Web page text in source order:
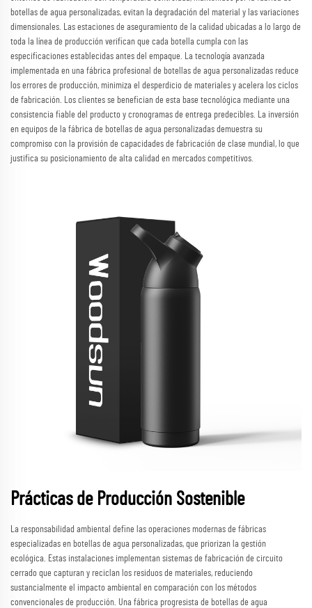
botellas de agua personalizadas, evitan la degradación del material y las variaciones
dimensionales. Las estaciones de aseguramiento de la calidad ubicadas a lo largo de
toda la línea de producción verifican que cada botella cumpla con las
especificaciones establecidas antes del empaque. La tecnología avanzada
implementada en una fábrica profesional de botellas de agua personalizadas reduce
los errores de producción, minimiza el desperdicio de materiales y acelera los ciclos
de fabricación. Los clientes se benefician de esta base tecnológica mediante una
consistencia fiable del producto y cronogramas de entrega predecibles. La inversión
en equipos de la fábrica de botellas de agua personalizadas demuestra su
compromiso con la provisión de capacidades de fabricación de clase mundial, lo que
justifica su posicionamiento de alta calidad en mercados competitivos.
Prácticas de Producción Sostenible
La responsabilidad ambiental define las operaciones modernas de fábricas
especializadas en botellas de agua personalizadas, que priorizan la gestión
ecológica. Estas instalaciones implementan sistemas de fabricación de circuito
cerrado que capturan y reciclan los residuos de materiales, reduciendo
sustancialmente el impacto ambiental en comparación con los métodos
convencionales de producción. Una fábrica progresista de botellas de agua